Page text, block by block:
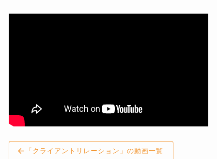
「クライアントリレーション」の動画一覧